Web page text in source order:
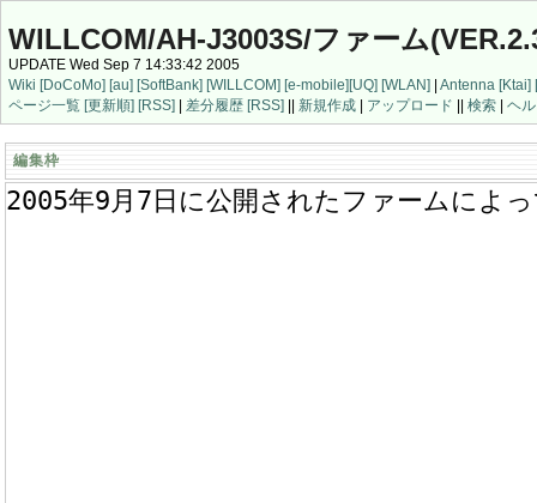
WILLCOM/AH-J3003S/ファーム
UPDATE Wed Sep 7 14:33:42 2005
Wiki [DoCoMo] [au] [SoftBank] [WILLCOM] [e-mobile][UQ] [WLAN] | Antenna [Ktai]
ページ一覧 [更新順] [RSS] | 差分履歴 [RSS] || 新規作成 | アップロード || 検索 | ヘ
編集枠